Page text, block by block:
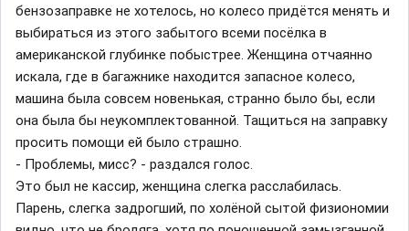
бензозаправке не хотелось, но колесо придётся менять и
выбираться из этого забытого всеми посёлка в
американской глубинке побыстрее. Женщина отчаянно
искала, где в багажнике находится запасное колесо,
машина была совсем новенькая, странно было бы, если
она была бы неукомплектованной. Тащиться на заправку
просить помощи ей было страшно.
- Проблемы, мисс? - раздался голос.
Это был не кассир, женщина слегка расслабилась.
Парень, слегка задрогший, по холёной сытой физиономии